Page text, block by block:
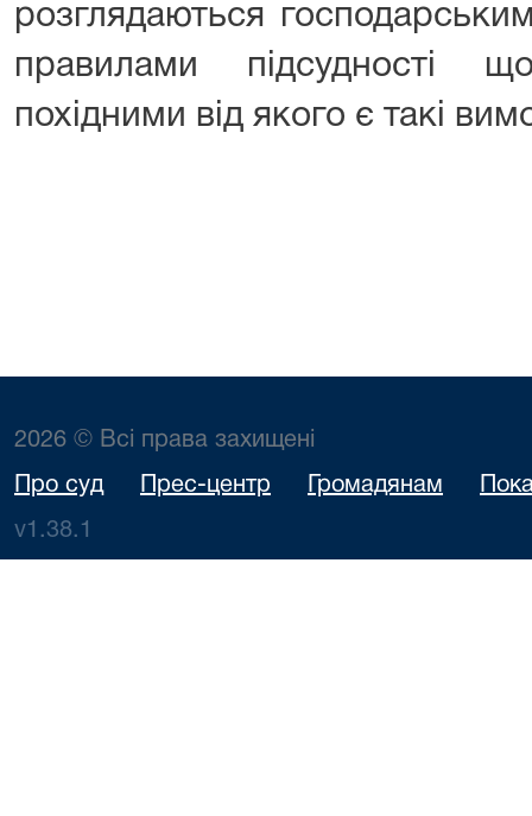
розглядаються
правилами підсудності
похідними від якого є такі
2026 © Всі права захищені
Про суд Прес-центр Громадянам
v1.38.1